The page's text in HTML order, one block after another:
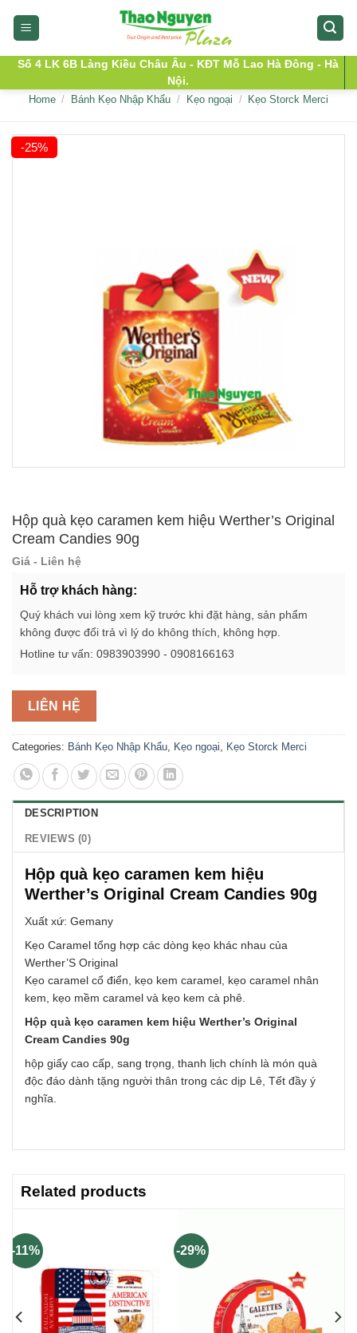
Số 4 LK 6B Làng Kiều Châu Âu - KĐT Mỗ Lao Hà Đông - Hà
Nội.
Home / Bánh Kẹo Nhập Khẩu / Kẹo ngoại / Kẹo Storck Merci
-25%
Hộp quà kẹo caramen kem hiệu Werther’s Original
Cream Candies 90g
Giá - Liên hệ
Hỗ trợ khách hàng:
Quý khách vui lòng xem kỹ trước khi đặt hàng, sản phẩm
không được đổi trả vì lý do không thích, không hợp.
Hotline tư vấn: 0983903990 - 0908166163
LIÊN HỆ
Categories: Bánh Kẹo Nhập Khẩu Kẹo ngoại Kẹo Storck Merci
DESCRIPTION
REVIEWS (0)
Hộp quà kẹo caramen kem hiệu
Werther’s Original Cream Candies 90g
Xuất xứ: Gemany
Kẹo Caramel tổng hợp các dòng kẹo khác nhau của
Werther’S Original
Kẹo caramel cổ điển, kẹo kem caramel, kẹo caramel nhân
kem, kẹo mềm caramel và kẹo kem cà phê.
Hộp quà kẹo caramen kem hiệu Werther’s Original
Cream Candies 90g
hộp giấy cao cấp, sang trọng, thanh lịch chính là món quà
độc đáo dành tặng người thân trong các dịp Lê, Tết đầy ý
nghĩa.
Related products
-11% -29%